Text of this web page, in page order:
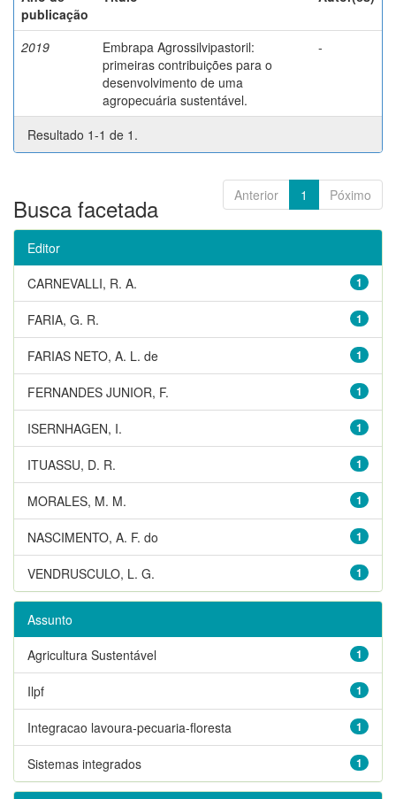
publicação
2019
Embrapa Agrossilvipastoril:
primeiras contribuições para o
desenvolvimento de uma
agropecuária sustentável.
-
Resultado 1-1 de 1.
Anterior 1 Póximo
Busca facetada
Editor
1
CARNEVALLI, R. A.
1
FARIA, G. R.
1
FARIAS NETO, A. L. de
1
FERNANDES JUNIOR, F.
1
ISERNHAGEN, I.
1
ITUASSU, D. R.
1
MORALES, M. M.
1
NASCIMENTO, A. F. do
1
VENDRUSCULO, L. G.
Assunto
1
Agricultura Sustentável
1
Ilpf
1
Integracao lavoura-pecuaria-floresta
1
Sistemas integrados